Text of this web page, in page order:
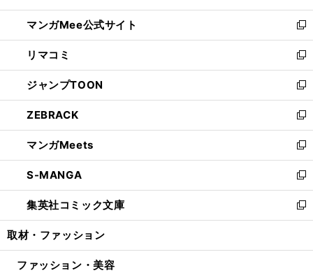
開
く
ン
ド
ウ
で
開
く
ウ
ィ
ン
ド
ウ
で
開
く
し
い
ウ
ィ
ン
ド
ウ
で
開
く
マンガMee公式サイト
新
し
い
ウ
ィ
ン
ド
ウ
で
開
く
リマコミ
新
し
い
ウ
ィ
ン
ド
ウ
で
開
く
ジャンプTOON
新
し
い
ウ
ィ
ン
ド
ウ
で
開
ZEBRACK
新
し
い
ウ
ィ
ン
ド
ウ
開
マンガMeets
新
し
い
ウ
ィ
ン
ウ
S-MANGA
新
し
い
ウ
ン
集英社コミック文庫
新
し
ウ
取材・ファッション
ファッション・美容